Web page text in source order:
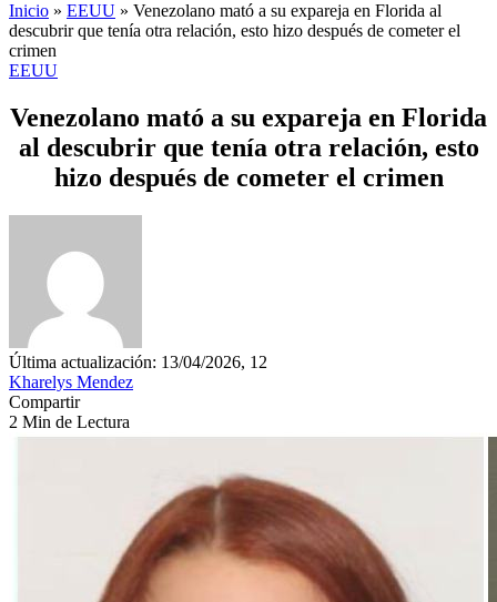
Inicio » EEUU » Venezolano mató a su expareja en Florida al
descubrir que tenía otra relación, esto hizo después de cometer el
crimen
EEUU
Venezolano mató a su expareja en Florida
al descubrir que tenía otra relación, esto
hizo después de cometer el crimen
Última actualización: 13/04/2026, 12
Kharelys Mendez
Compartir
2 Min de Lectura